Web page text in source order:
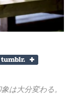
は大分変わる。